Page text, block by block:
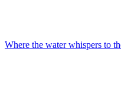
Where the water whispers to